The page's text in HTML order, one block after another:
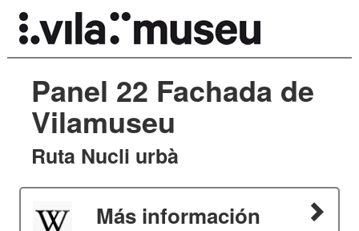
Panel 22 Fachada de
Vilamuseu
Ruta Nucli urbà
Más información